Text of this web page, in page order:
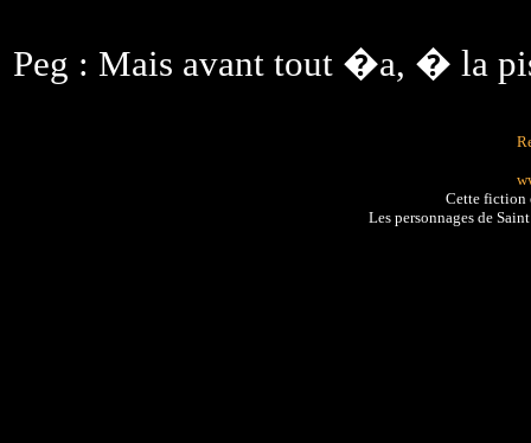
Peg : Mais avant tout �a, � la
Cette fiction
Les personnages de